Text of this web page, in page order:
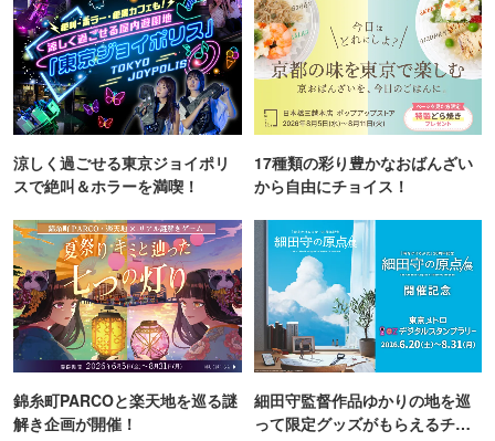
涼しく過ごせる東京ジョイポリ
スで絶叫＆ホラーを満喫！
17種類の彩り豊かなおばんざい
から自由にチョイス！
錦糸町PARCOと楽天地を巡る謎
解き企画が開催！
細田守監督作品ゆかりの地を巡
って限定グッズがもらえるチャ